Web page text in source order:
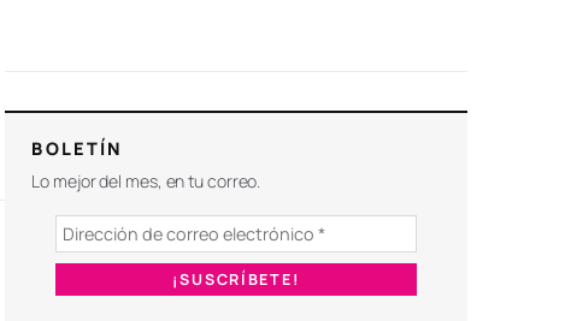
BOLETÍN
Lo mejor del mes, en tu correo.